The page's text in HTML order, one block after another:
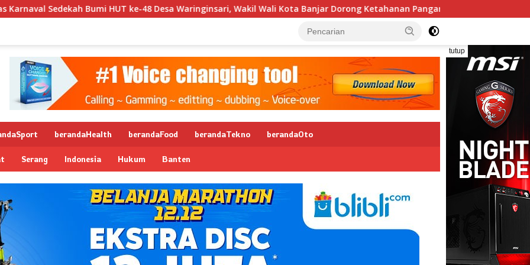
Sedekah Bumi HUT ke-48 Desa Waringinsari, Wakil Wali Kota Banjar Dorong Ketahanan Pangan dan Pelestarian Budaya
tutup
berandaHealth berandaFood berandaTekno berandaOto
Serang Indonesia Hukum Banten